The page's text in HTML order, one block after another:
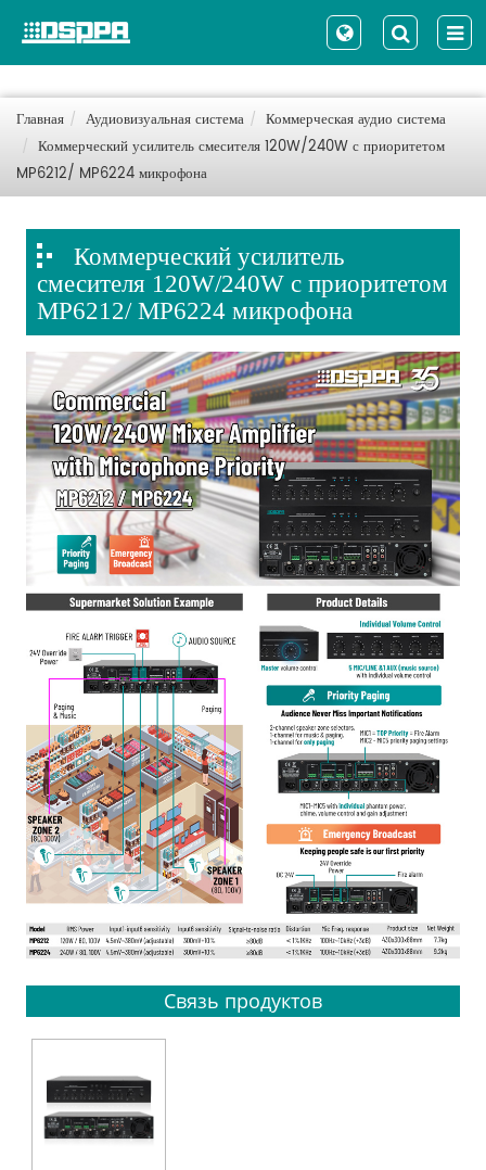
Главная Аудиовизуальная система
Коммерческая аудио система
Коммерческий усилитель смесителя 120W/240W с приоритетом
MP6212/ MP6224 микрофона
Коммерческий усилитель
смесителя 120W/240W с приоритетом
MP6212/ MP6224 микрофона
Связь продуктов